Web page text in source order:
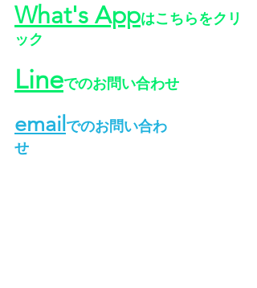
What's Appはこちらをクリ
ック
Lineでのお問い合わせ
email でのお問い合わ
せ